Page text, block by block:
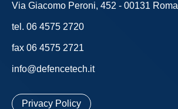
Via Giacomo Peroni, 452 - 00131 Roma
tel. 06 4575 2720
fax 06 4575 2721
info@defencetech.it
Privacy Policy